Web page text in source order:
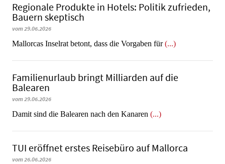
Regionale Produkte in Hotels: Politik zufrieden,
Bauern skeptisch
vom 29.06.2026
Mallorcas Inselrat betont, dass die Vorgaben für(...)
Familienurlaub bringt Milliarden auf die
Balearen
vom 29.06.2026
​​​​​​​Damit sind die Balearen nach den Kanaren (...)
TUI eröffnet erstes Reisebüro auf Mallorca
vom 26.06.2026